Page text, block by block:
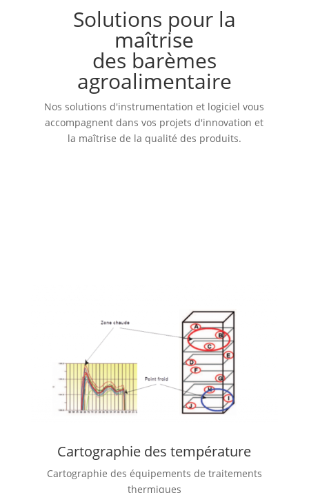
Solutions pour la
maîtrise
des barèmes
agroalimentaire
Nos solutions d'instrumentation et logiciel vous
accompagnent dans vos projets d'innovation et
la maîtrise de la qualité des produits.
Cartographie des température
Cartographie des équipements de traitements
thermiques